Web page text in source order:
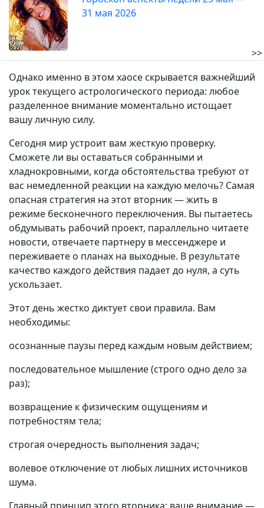
31 мая 2026
>>
Однако именно в этом хаосе скрывается важнейший
урок текущего астрологического периода: любое
разделенное внимание моментально истощает
вашу личную силу.
Сегодня мир устроит вам жесткую проверку.
Сможете ли вы оставаться собранными и
хладнокровными, когда обстоятельства требуют от
вас немедленной реакции на каждую мелочь? Самая
опасная стратегия на этот вторник — жить в
режиме бесконечного переключения. Вы пытаетесь
обдумывать рабочий проект, параллельно читаете
новости, отвечаете партнеру в мессенджере и
переживаете о планах на выходные. В результате
качество каждого действия падает до нуля, а суть
ускользает.
Этот день жестко диктует свои правила. Вам
необходимы:
осознанные паузы перед каждым новым действием;
последовательное мышление (строго одно дело за
раз);
возвращение к физическим ощущениям и
потребностям тела;
строгая очередность выполнения задач;
волевое отключение от любых лишних источников
шума.